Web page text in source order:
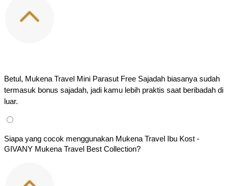
Betul, Mukena Travel Mini Parasut Free Sajadah biasanya sudah
termasuk bonus sajadah, jadi kamu lebih praktis saat beribadah di
luar.
Siapa yang cocok menggunakan Mukena Travel Ibu Kost -
GIVANY Mukena Travel Best Collection?